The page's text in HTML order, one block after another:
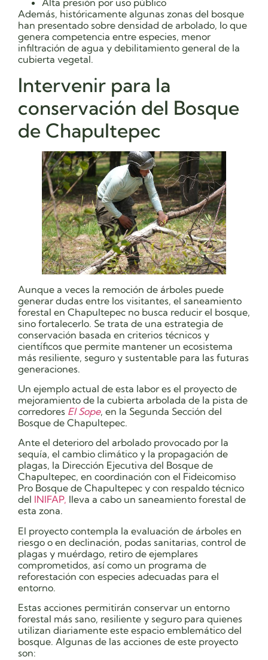
Además, históricamente algunas zonas del bosque
han presentado sobre densidad de arbolado, lo que
genera competencia entre especies, menor
infiltración de agua y debilitamiento general de la
cubierta vegetal.
Intervenir para la
conservación del Bosque
de Chapultepec
Aunque a veces la remoción de árboles puede
generar dudas entre los visitantes, el saneamiento
forestal en Chapultepec no busca reducir el bosque,
sino fortalecerlo. Se trata de una estrategia de
conservación basada en criterios técnicos y
científicos que permite mantener un ecosistema
más resiliente, seguro y sustentable para las futuras
generaciones.
Un ejemplo actual de esta labor es el proyecto de
mejoramiento de la cubierta arbolada de la pista de
corredores El Sope, en la Segunda Sección del
Bosque de Chapultepec.
Ante el deterioro del arbolado provocado por la
sequía, el cambio climático y la propagación de
plagas, la Dirección Ejecutiva del Bosque de
Chapultepec, en coordinación con el Fideicomiso
Pro Bosque de Chapultepec y con respaldo técnico
del INIFAP, lleva a cabo un saneamiento forestal de
esta zona.
El proyecto contempla la evaluación de árboles en
riesgo o en declinación, podas sanitarias, control de
plagas y muérdago, retiro de ejemplares
comprometidos, así como un programa de
reforestación con especies adecuadas para el
entorno.
Estas acciones permitirán conservar un entorno
forestal más sano, resiliente y seguro para quienes
utilizan diariamente este espacio emblemático del
bosque. Algunas de las acciones de este proyecto
son: